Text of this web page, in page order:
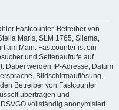
Fastcounter. Betreiber von
Maris, SLM 1765, Sliema,
am Main. Fastcounter ist ein
und Seitenaufrufe auf
Dabei werden IP-Adresse, Datum
Bildschirmauflösung,
Betreiber von Fastcounter
übertragen und
vollständig anonymisiert